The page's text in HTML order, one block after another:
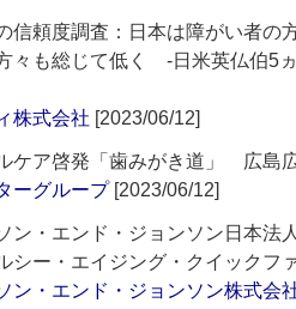
信頼度調査：日本は障がい者の
々も総じて低く ‐日米英仏伯5
株式会社 [2023/06/12]
ケア啓発「歯みがき道」 広島
ーグループ[2023/06/12]
ン・エンド・ジョンソン日本
シー・エイジング・クイック
ン・エンド・ジョンソン株式会